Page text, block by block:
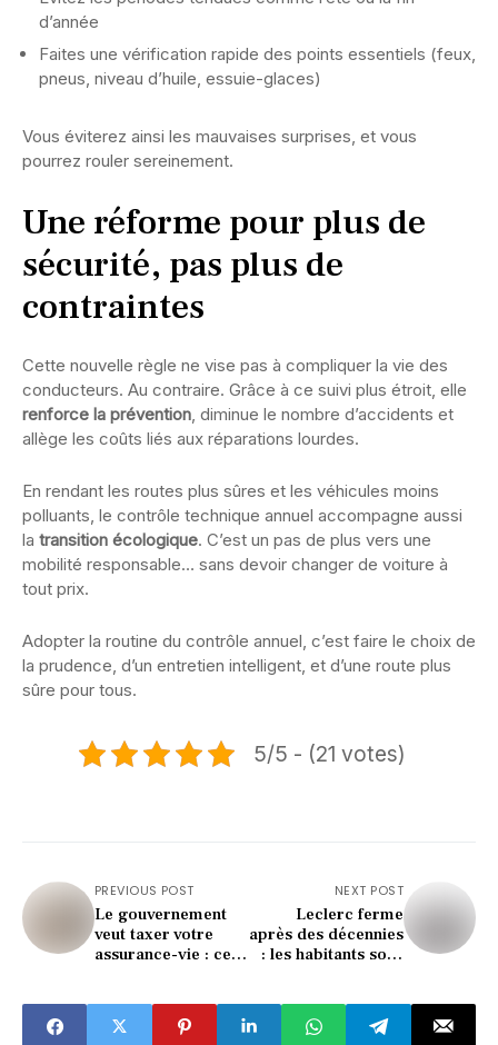
d’année
Faites une vérification rapide des points essentiels (feux,
pneus, niveau d’huile, essuie-glaces)
Vous éviterez ainsi les mauvaises surprises, et vous
pourrez rouler sereinement.
Une réforme pour plus de
sécurité, pas plus de
contraintes
Cette nouvelle règle ne vise pas à compliquer la vie des
conducteurs. Au contraire. Grâce à ce suivi plus étroit, elle
renforce la prévention, diminue le nombre d’accidents et
allège les coûts liés aux réparations lourdes.
En rendant les routes plus sûres et les véhicules moins
polluants, le contrôle technique annuel accompagne aussi
la transition écologique. C’est un pas de plus vers une
mobilité responsable… sans devoir changer de voiture à
tout prix.
Adopter la routine du contrôle annuel, c’est faire le choix de
la prudence, d’un entretien intelligent, et d’une route plus
sûre pour tous.
5/5 - (21 votes)
PREVIOUS POST
Le gouvernement
veut taxer votre
assurance-vie : ce
choque
NEXT POST
Leclerc ferme
après des décennies
: les habitants sous